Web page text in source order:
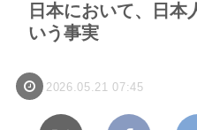
日本において、日本
いう事実
2026.05.21 07:45